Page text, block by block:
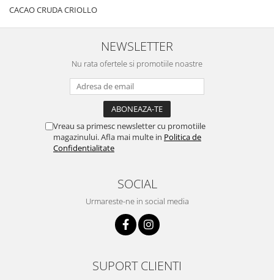
CACAO CRUDA CRIOLLO
NEWSLETTER
Nu rata ofertele si promotiile noastre
Vreau sa primesc newsletter cu promotiile
magazinului. Afla mai multe in Politica de
Confidentialitate
SOCIAL
Urmareste-ne in social media
SUPORT CLIENTI